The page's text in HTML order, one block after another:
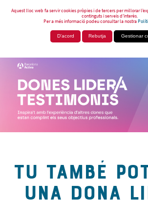
Aquest lloc web fa servir cookies pròpies i de tercers per millorar
continguts i serveis d’interès.
Per a més informació podeu consultar la nostra
D'acord Rebutja Gestionar
TU TAMBÉ
UNA DONA